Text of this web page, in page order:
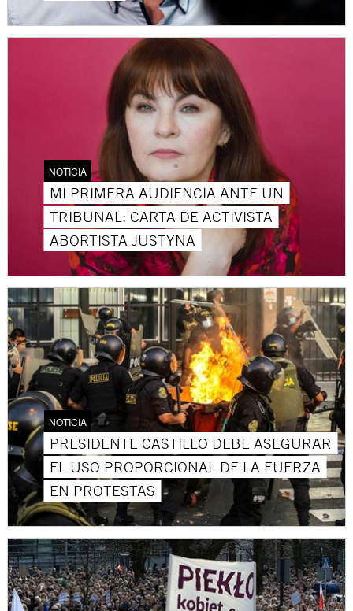
NOTICIA
MI PRIMERA AUDIENCIA ANTE UN
TRIBUNAL: CARTA DE ACTIVISTA
ABORTISTA JUSTYNA
NOTICIA
PRESIDENTE CASTILLO DEBE ASEGURAR
EL USO PROPORCIONAL DE LA FUERZA
EN PROTESTAS